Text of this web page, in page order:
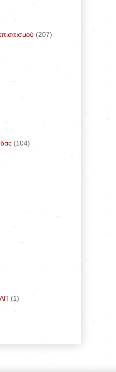
(207)
(104)
(1)